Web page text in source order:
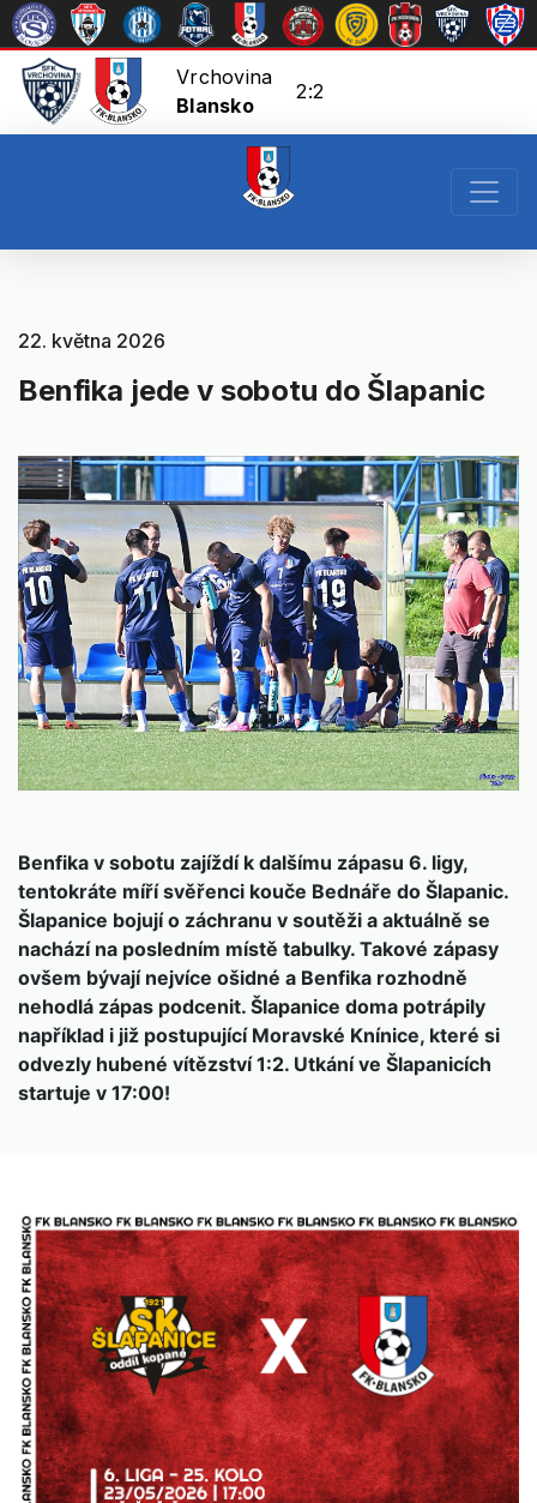
Vrchovina
Blansko
2:2
22. května 2026
Benfika jede v sobotu do Šlapanic
Benfika v sobotu zajíždí k dalšímu zápasu 6. ligy,
tentokráte míří svěřenci kouče Bednáře do Šlapanic.
Šlapanice bojují o záchranu v soutěži a aktuálně se
nachází na posledním místě tabulky. Takové zápasy
ovšem bývají nejvíce ošidné a Benfika rozhodně
nehodlá zápas podcenit. Šlapanice doma potrápily
například i již postupující Moravské Knínice, které si
odvezly hubené vítězství 1:2. Utkání ve Šlapanicích
startuje v 17:00!